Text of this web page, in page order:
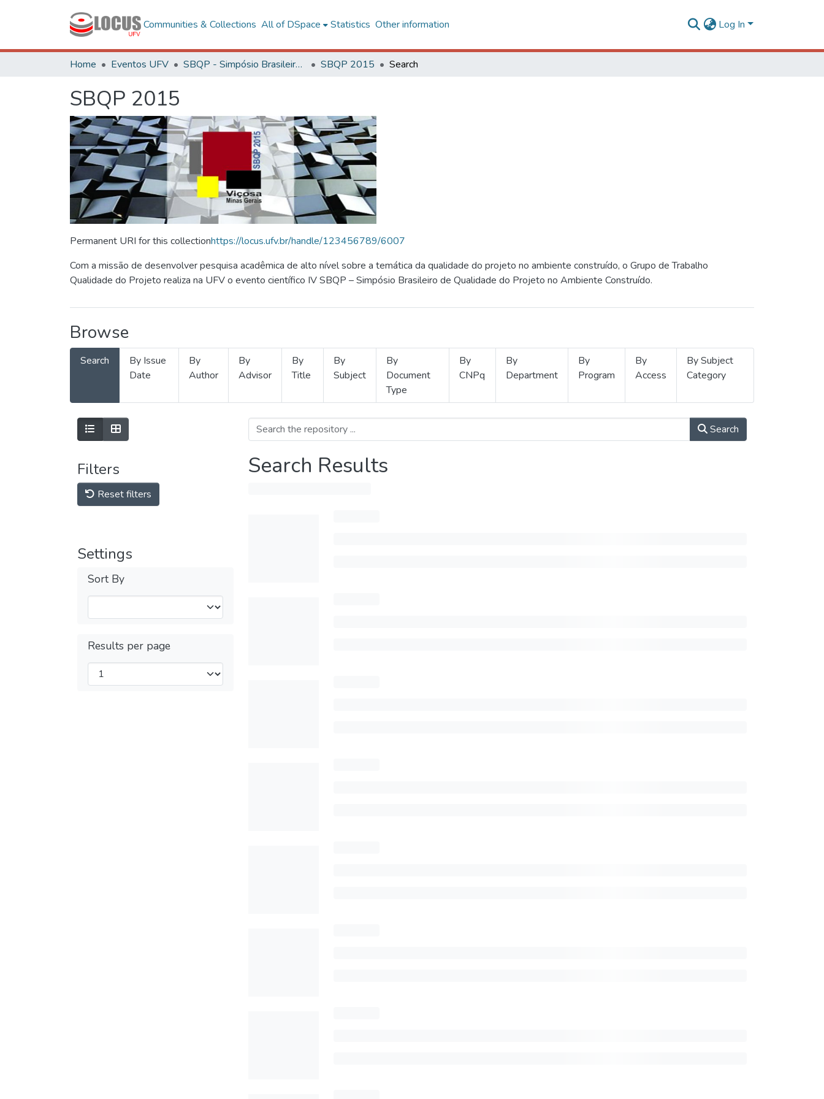
Communities & Collections All of DSpace Statistics Other information Log In
Home Eventos UFV SBQP - Simpósio Brasileiro de Qualidade do Projeto no Ambiente Construído SBQP 2015 Search
SBQP 2015
Permanent URI for this collectionhttps://locus.ufv.br/handle/123456789/6007
Com a missão de desenvolver pesquisa acadêmica de alto nível sobre a temática da qualidade do projeto no ambiente construído, o Grupo de Trabalho
Qualidade do Projeto realiza na UFV o evento científico IV SBQP – Simpósio Brasileiro de Qualidade do Projeto no Ambiente Construído.
Browse
Search
By Issue
Date
By
Author
By
Advisor
By
Title
By
Subject
By
Document
Type
By
CNPq
By
Department
By
Program
By
Access
By Subject
Category
Filters
Reset filters
Settings
Sort By
Results per page
Search
Search Results